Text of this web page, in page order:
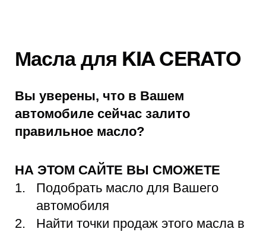
Масла для KIA CERATO
Вы уверены, что в Вашем
автомобиле сейчас залито
правильное масло?
НА ЭТОМ САЙТЕ ВЫ СМОЖЕТЕ
Подобрать масло для Вашего
автомобиля
Найти точки продаж этого масла в